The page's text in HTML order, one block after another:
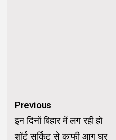
Continue
Reading
Previous
इन दिनों बिहार में लग रही हो
शॉर्ट सर्किट से काफी आग घर